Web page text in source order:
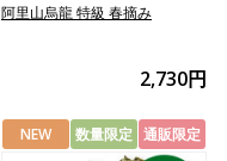
阿里山烏龍 特級 春摘み
2,730円
NEW 数量限定 通販限定